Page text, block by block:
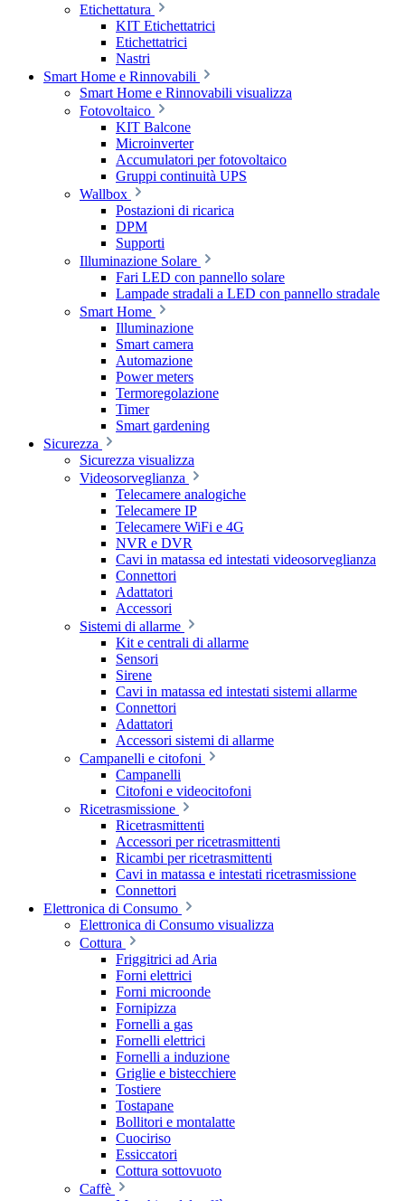
Etichettatura
KIT Etichettatrici
Etichettatrici
Nastri
Smart Home e Rinnovabili
Smart Home e Rinnovabili visualizza
Fotovoltaico
KIT Balcone
Microinverter
Accumulatori per fotovoltaico
Gruppi continuità UPS
Wallbox
Postazioni di ricarica
DPM
Supporti
Illuminazione Solare
Fari LED con pannello solare
Lampade stradali a LED con pannello stradale
Smart Home
Illuminazione
Smart camera
Automazione
Power meters
Termoregolazione
Timer
Smart gardening
Sicurezza
Sicurezza visualizza
Videosorveglianza
Telecamere analogiche
Telecamere IP
Telecamere WiFi e 4G
NVR e DVR
Cavi in matassa ed intestati videosorveglianza
Connettori
Adattatori
Accessori
Sistemi di allarme
Kit e centrali di allarme
Sensori
Sirene
Cavi in matassa ed intestati sistemi allarme
Connettori
Adattatori
Accessori sistemi di allarme
Campanelli e citofoni
Campanelli
Citofoni e videocitofoni
Ricetrasmissione
Ricetrasmittenti
Accessori per ricetrasmittenti
Ricambi per ricetrasmittenti
Cavi in matassa e intestati ricetrasmissione
Connettori
Elettronica di Consumo
Elettronica di Consumo visualizza
Cottura
Friggitrici ad Aria
Forni elettrici
Forni microonde
Fornipizza
Fornelli a gas
Fornelli elettrici
Fornelli a induzione
Griglie e bistecchiere
Tostiere
Tostapane
Bollitori e montalatte
Cuociriso
Essiccatori
Cottura sottovuoto
Caffè